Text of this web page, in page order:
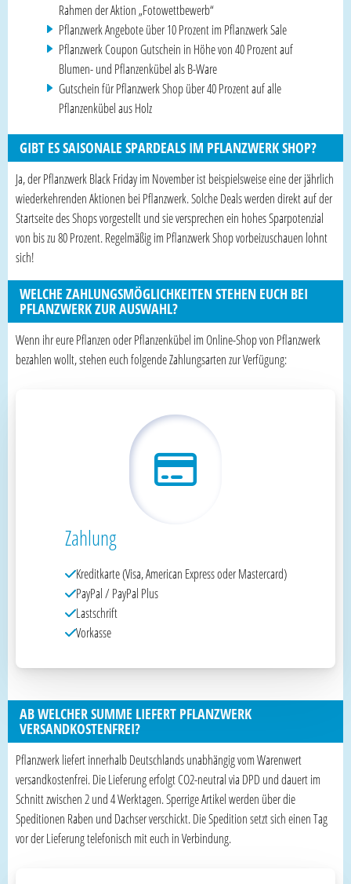
Rahmen der Aktion „Fotowettbewerb“
Pflanzwerk Angebote über 10 Prozent im Pflanzwerk Sale
Pflanzwerk Coupon Gutschein in Höhe von 40 Prozent auf
Blumen- und Pflanzenkübel als B-Ware
Gutschein für Pflanzwerk Shop über 40 Prozent auf alle
Pflanzenkübel aus Holz
GIBT ES SAISONALE SPARDEALS IM PFLANZWERK SHOP?
Ja, der Pflanzwerk Black Friday im November ist beispielsweise eine der jährlich
wiederkehrenden Aktionen bei Pflanzwerk. Solche Deals werden direkt auf der
Startseite des Shops vorgestellt und sie versprechen ein hohes Sparpotenzial
von bis zu 80 Prozent. Regelmäßig im Pflanzwerk Shop vorbeizuschauen lohnt
sich!
WELCHE ZAHLUNGSMÖGLICHKEITEN STEHEN EUCH BEI
PFLANZWERK ZUR AUSWAHL?
Wenn ihr eure Pflanzen oder Pflanzenkübel im Online-Shop von Pflanzwerk
bezahlen wollt, stehen euch folgende Zahlungsarten zur Verfügung:
Zahlung
Kreditkarte (Visa, American Express oder Mastercard)
PayPal / PayPal Plus
Lastschrift
Vorkasse
AB WELCHER SUMME LIEFERT PFLANZWERK
VERSANDKOSTENFREI?
Pflanzwerk liefert innerhalb Deutschlands unabhängig vom Warenwert
versandkostenfrei. Die Lieferung erfolgt CO2-neutral via DPD und dauert im
Schnitt zwischen 2 und 4 Werktagen. Sperrige Artikel werden über die
Speditionen Raben und Dachser verschickt. Die Spedition setzt sich einen Tag
vor der Lieferung telefonisch mit euch in Verbindung.